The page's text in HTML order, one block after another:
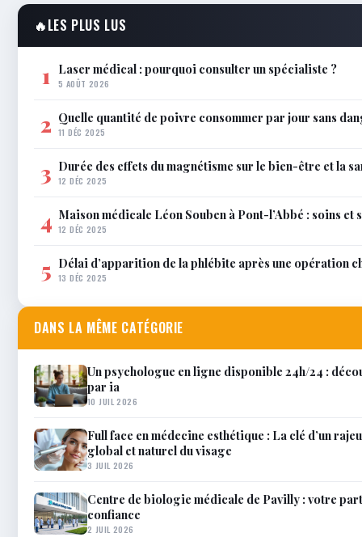
🔥LES PLUS LUS
1 Laser médical : pourquoi consulter un spécialiste ?
5 AOÛT 2026
2 Quelle quantité de poivre consommer par jour sans
11 DÉC 2025
3 Durée des effets du magnétisme sur le bien-être et la
12 DÉC 2025
4 Maison médicale Léon Souben à Pont-l’Abbé : soins et
12 DÉC 2025
5 Délai d’apparition de la phlébite après une opération
13 DÉC 2025
DANS LA MÊME CATÉGORIE
Un psychologue en ligne disponible 24h/24 :
par ia
10 JUIL 2026
Full face en médecine esthétique : La clé d’un
global et naturel du visage
3 JUIL 2026
Centre de biologie médicale de Pavilly : votre
confiance
2 JUIL 2026